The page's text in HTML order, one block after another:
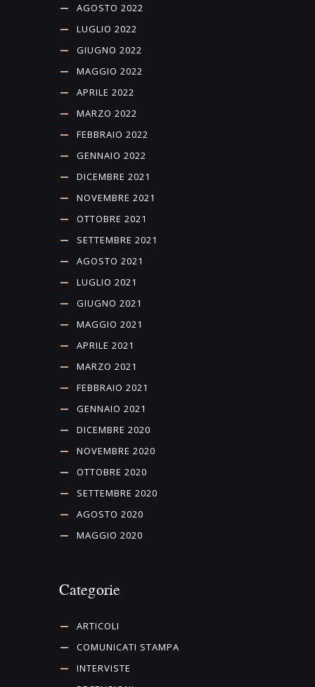
AGOSTO 2022
LUGLIO 2022
GIUGNO 2022
MAGGIO 2022
APRILE 2022
MARZO 2022
FEBBRAIO 2022
GENNAIO 2022
DICEMBRE 2021
NOVEMBRE 2021
OTTOBRE 2021
SETTEMBRE 2021
AGOSTO 2021
LUGLIO 2021
GIUGNO 2021
MAGGIO 2021
APRILE 2021
MARZO 2021
FEBBRAIO 2021
GENNAIO 2021
DICEMBRE 2020
NOVEMBRE 2020
OTTOBRE 2020
SETTEMBRE 2020
AGOSTO 2020
MAGGIO 2020
Categorie
ARTICOLI
COMUNICATI STAMPA
INTERVISTE